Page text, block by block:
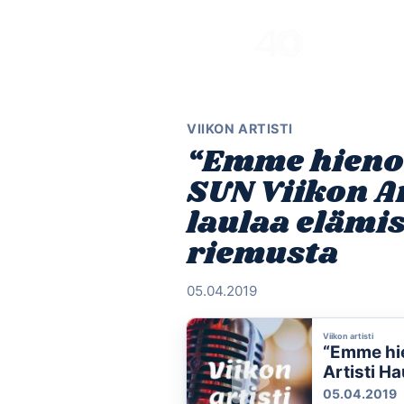
VIIKON ARTISTI
“Emme
SUN Viikon
laulaa
riemusta
05.04.2019
Viikon artisti
“Emme
Artisti
riemusta
05.04.2019